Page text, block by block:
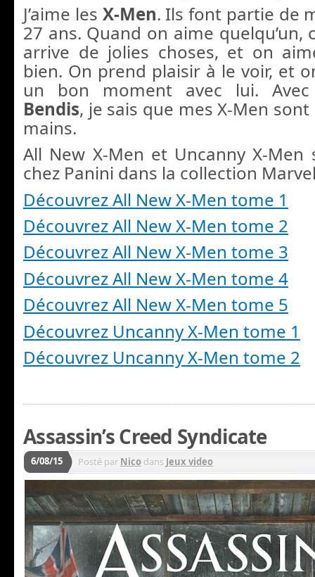
J’aime les X-Men. Ils font partie de
27 ans. Quand on aime quelqu’un,
arrive de jolies choses, et on
bien. On prend plaisir à le voir, et
un bon moment avec lui.
Bendis, je sais que mes X-Men
mains.
All New X-Men et Uncanny X-
chez Panini dans la collection
Découvrez All New X-Men tome 1
Découvrez All New X-Men tome 2
Découvrez All New X-Men tome 3
Découvrez All New X-Men tome 4
Découvrez All New X-Men tome 5
Découvrez Uncanny X-Men tome 1
Découvrez Uncanny X-Men tome 2
Assassin’s Creed Syndicate
6/08/15 Posté par Nico dans Jeux video